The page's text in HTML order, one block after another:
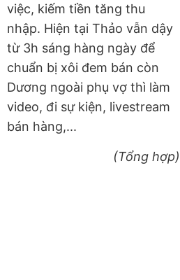
việc, kiếm tiền tăng thu
nhập. Hiện tại Thảo vẫn dậy
từ 3h sáng hàng ngày để
chuẩn bị xôi đem bán còn
Dương ngoài phụ vợ thì làm
video, đi sự kiện, livestream
bán hàng,...
(Tổng hợp)